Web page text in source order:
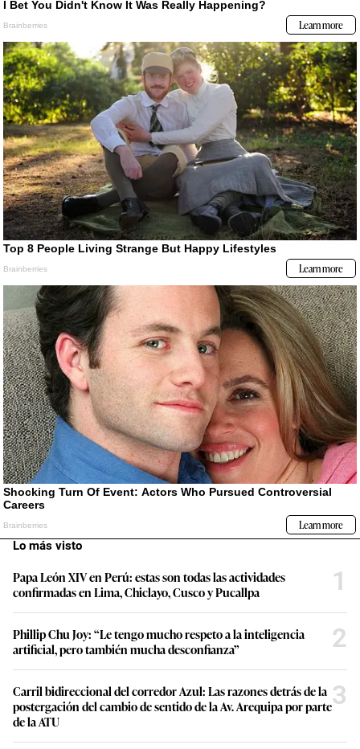
Lo más visto
Papa León XIV en Perú: estas son todas las actividades
confirmadas en Lima, Chiclayo, Cusco y Pucallpa
1
Phillip Chu Joy: “Le tengo mucho respeto a la inteligencia
artificial, pero también mucha desconfianza”
2
Carril bidireccional del corredor Azul: Las razones detrás de la
postergación del cambio de sentido de la Av. Arequipa por parte
de la ATU
3